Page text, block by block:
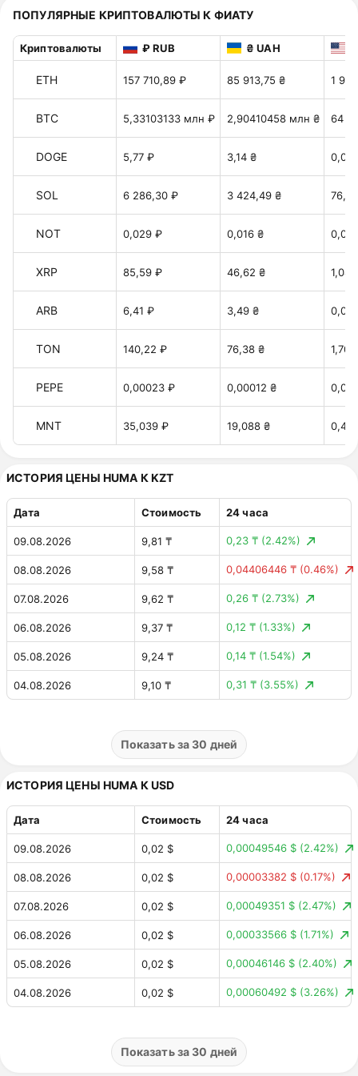
ПОПУЛЯРНЫЕ КРИПТОВАЛЮТЫ К ФИАТУ
Криптовалюты ₽ RUB ₴ UAH
ETH 157 710,89 ₽ 85 913,75 ₴ 1
BTC 5,33103133 млн ₽ 2,90410458 млн ₴ 64
DOGE 5,77 ₽ 3,14 ₴ 0,07
SOL 6 286,30 ₽ 3 424,49 ₴
NOT 0,029 ₽ 0,016 ₴
XRP 85,59 ₽ 46,62 ₴ 1,04
ARB 6,41 ₽ 3,49 ₴
TON 140,22 ₽ 76,38 ₴ 1,70
PEPE 0,00023 ₽ 0,00012 ₴
MNT 35,039 ₽ 19,088 ₴ 0,42
ИСТОРИЯ ЦЕНЫ HUMA К KZT
Дата Стоимость 24 часа
09.08.2026 9,81 ₸ 0,23 ₸ (2.42%)
08.08.2026 9,58 ₸ 0,04406446 ₸ (0.46%)
07.08.2026 9,62 ₸ 0,26 ₸ (2.73%)
06.08.2026 9,37 ₸ 0,12 ₸ (1.33%)
05.08.2026 9,24 ₸ 0,14 ₸ (1.54%)
04.08.2026 9,10 ₸ 0,31 ₸ (3.55%)
9,14 ₸ 0,09946407 ₸
30.07.2026 0,54 ₸ (5.37%)
10,02 ₸ 0,00080168 ₸ (0.01%)
10,02 ₸ 0,32 ₸ (3.06%)
10,34 ₸ 0,08840858 ₸ (0.86%)
10,25 ₸ 0,03323381 ₸ (0.33%)
10,22 ₸ 0,06703038 ₸ (0.65%)
10,28 ₸ 0,20 ₸ (2.00%)
10,08 ₸ 0,09341184 ₸
Показать за 30 дней
ИСТОРИЯ ЦЕНЫ HUMA К USD
Дата Стоимость 24 часа
09.08.2026 0,02 $ 0,00049546 $ (2.42%)
08.08.2026 0,02 $ 0,00003382 $ (0.17%)
07.08.2026 0,02 $ 0,00049351 $ (2.47%)
06.08.2026 0,02 $ 0,00033566 $ (1.71%)
05.08.2026 0,02 $ 0,00046146 $ (2.40%)
04.08.2026 0,02 $ 0,00060492 $ (3.26%)
0,02 $ 0,00020977 $
Показать за 30 дней